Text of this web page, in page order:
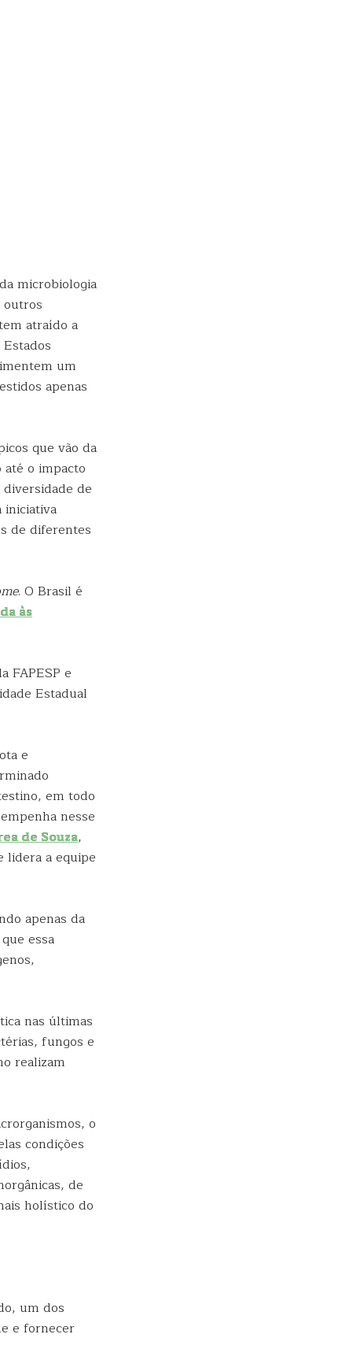
microbiologia
atraído a
um
apenas
que vão da
o impacto
de
iniciativa
de diferentes
. O Brasil é
às
FAPESP e
Estadual
e
em todo
nesse
de Souza,
lidera a equipe
apenas da
essa
nas últimas
fungos e
realizam
o
condições
de
holístico do
um dos
e fornecer